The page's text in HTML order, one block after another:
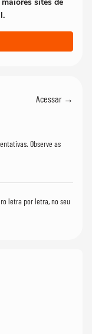
Acessar →
Observe as
letra por letra, no seu